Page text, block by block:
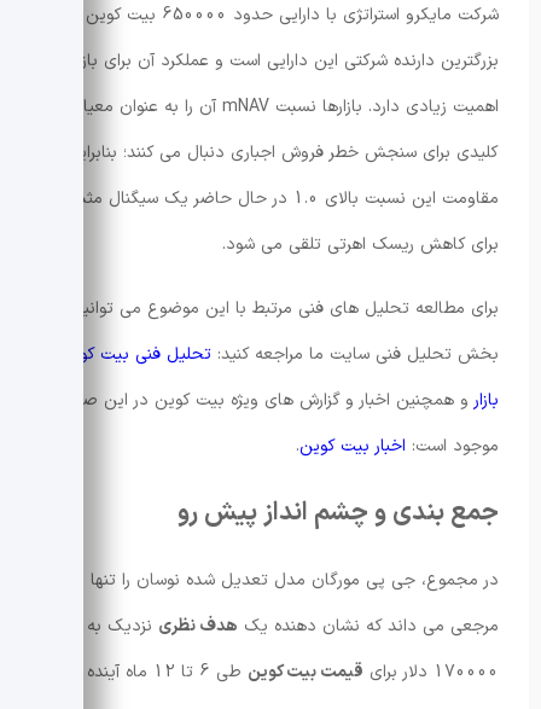
شرکت مایکرو استراتژی با دارایی حدود 650000 بیت کوین
بزرگترین دارنده شرکتی این دارایی است و عملکرد آن برای بازار
اهمیت زیادی دارد. بازارها نسبت mNAV آن را به عنوان معیاری
کلیدی برای سنجش خطر فروش اجباری دنبال می کنند؛ بنابراین
مقاومت این نسبت بالای 1.0 در حال حاضر یک سیگنال مثبت
برای کاهش ریسک اهرتی تلقی می شود.
برای مطالعه تحلیل های فنی مرتبط با این موضوع می توانید به
بخش تحلیل فنی سایت ما مراجعه کنید: تحلیل فنی بیت کوین و
بازار و همچنین اخبار و گزارش های ویژه بیت کوین در این صفحه
موجود است: اخبار بیت کوین.
جمع بندی و چشم انداز پیش رو
در مجموع، جی پی مورگان مدل تعدیل شده نوسان را تنها
مرجعی می داند که نشان دهنده یک هدف نظری نزدیک به
170000 دلار برای
قیمت بیت کوین
طی 6 تا 12 ماه آینده است.